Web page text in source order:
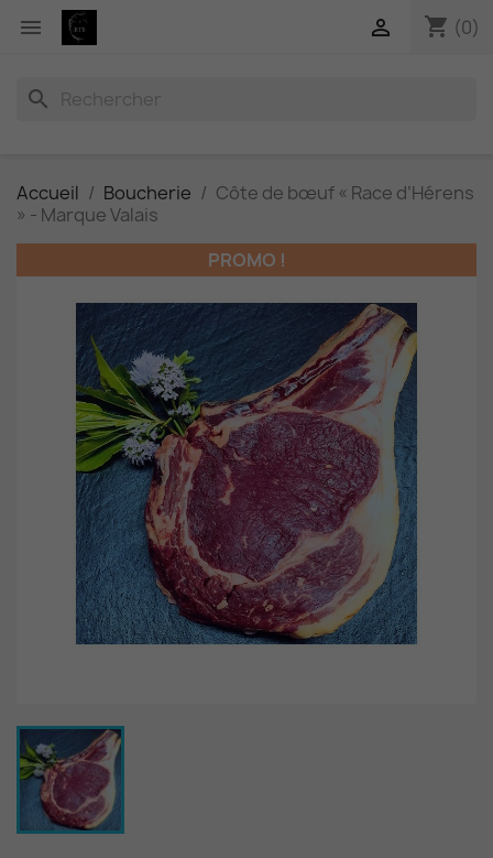
 shopping_cart (0)

search
Accueil Boucherie
Côte de bœuf « Race d’Hérens
» - Marque Valais
PROMO !